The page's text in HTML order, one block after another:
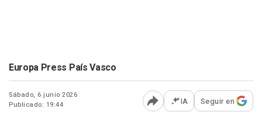
Europa Press País Vasco
Sábado, 6 junio 2026
Publicado: 19:44
Abrir opciones para
IA Seguir en